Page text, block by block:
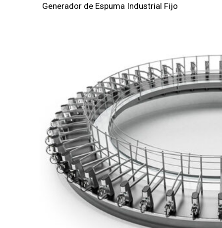
Generador de Espuma Industrial Fijo